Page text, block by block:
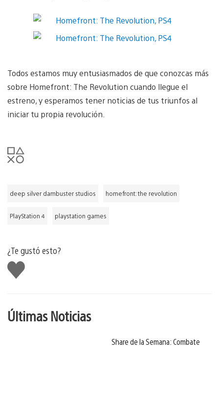
Todos estamos muy entusiasmados de que conozcas más
sobre Homefront: The Revolution cuando llegue el
estreno, y esperamos tener noticias de tus triunfos al
iniciar tu propia revolución.
deep silver dambuster studios homefront: the revolution
PlayStation 4 playstation games
¿Te gustó esto?
Me
gusta
Últimas Noticias
Share de la Semana: Combate